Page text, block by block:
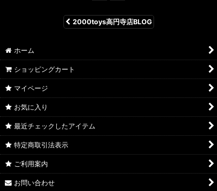
2000toys高円寺店BLOG
ホーム
ショッピングカート
マイページ
お気に入り
最近チェックしたアイテム
特定商取引法表示
ご利用案内
お問い合わせ